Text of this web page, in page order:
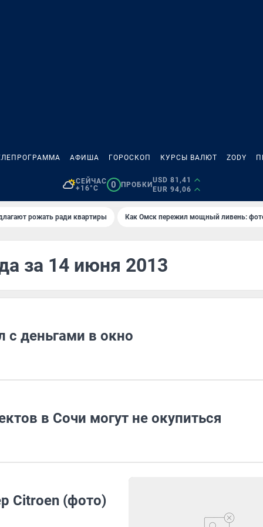
АФИША ГОРОСКОП КУРСЫ ВАЛЮТ ZODY
СЕЙЧАС
+16°C
0 ПРОБКИ
USD 81,41
EUR 94,06
рожать ради квартиры Как Омск пережил мощный ливень:
за 14 июня 2013
деньгами в окно
в Сочи могут не окупиться
Citroen (фото)